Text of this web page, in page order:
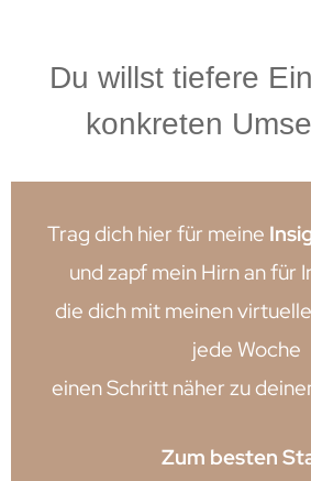
Du willst tiefere
konkreten
Trag dich hier für meine
und zapf mein Hirn an für
die dich mit meinen
jede Woche
einen Schritt näher zu
Zum besten